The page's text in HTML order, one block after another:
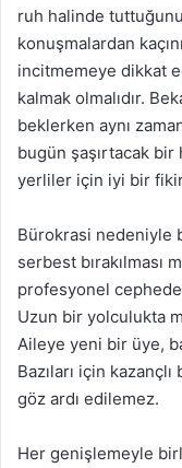
ruh halinde
konuşmalardan
incitmemeye dikkat
kalmak olmalıdır.
beklerken aynı
bugün şaşırtacak
yerliler için iyi bir
Bürokrasi nedeniyle
serbest bırakılması
profesyonel
Uzun bir yolculukta
Aileye yeni bir üye,
Bazıları için
göz ardı edilemez.
Her genişlemeyle